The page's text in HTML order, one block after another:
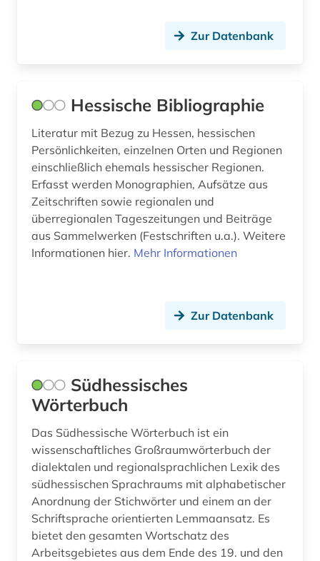
verwaltung (2)
verwaltungsrecht (2)
verwaltungswissenschaft (3)
verzeichnis (2)
vogelsbergkreis (1)
website (1)
wörterbuch (1)
zivilrecht (1)
öffentliche einrichtung (1)
Zur Datenbank
Hessische Bibliographie
Literatur mit Bezug zu Hessen, hessischen
Persönlichkeiten, einzelnen Orten und Regionen
einschließlich ehemals hessischer Regionen.
Erfasst werden Monographien, Aufsätze aus
Zeitschriften sowie regionalen und
überregionalen Tageszeitungen und Beiträge
aus Sammelwerken (Festschriften u.a.). Weitere
Informationen hier. Mehr Informationen
Zur Datenbank
Südhessisches
Wörterbuch
Das Südhessische Wörterbuch ist ein
wissenschaftliches Großraumwörterbuch der
dialektalen und regionalsprachlichen Lexik des
südhessischen Sprachraums mit alphabetischer
Anordnung der Stichwörter und einem an der
Schriftsprache orientierten Lemmaansatz. Es
bietet den gesamten Wortschatz des
Arbeitsgebietes aus dem Ende des 19. und den